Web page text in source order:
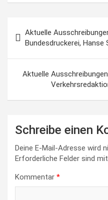
Aktuelle
Bundesdruckerei, Hanse
Aktuelle
Schreibe einen
Deine E-Mail-Adresse wird
Erforderliche Felder sind mit
Kommentar *